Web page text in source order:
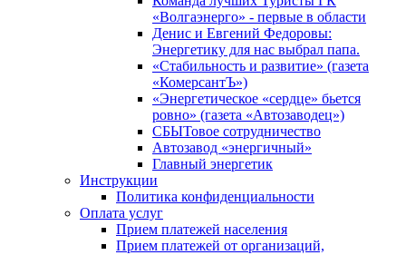
«Волгаэнерго» - первые в области
Денис и Евгений Федоровы:
Энергетику для нас выбрал папа.
«Стабильность и развитие» (газета
«КомерсантЪ»)
«Энергетическое «сердце» бьется
ровно» (газета «Автозаводец»)
СБЫТовое сотрудничество
Автозавод «энергичный»
Главный энергетик
Инструкции
Политика конфиденциальности
Оплата услуг
Прием платежей населения
Прием платежей от организаций,